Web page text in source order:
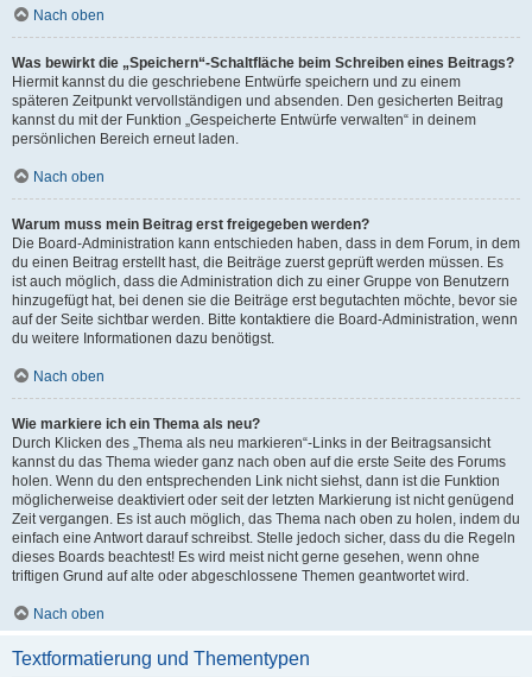
Nach oben
Was bewirkt die „Speichern“-Schaltfläche beim Schreiben eines Beitrags?
Hiermit kannst du die geschriebene Entwürfe speichern und zu einem
späteren Zeitpunkt vervollständigen und absenden. Den gesicherten Beitrag
kannst du mit der Funktion „Gespeicherte Entwürfe verwalten“ in deinem
persönlichen Bereich erneut laden.
Nach oben
Warum muss mein Beitrag erst freigegeben werden?
Die Board-Administration kann entschieden haben, dass in dem Forum, in dem
du einen Beitrag erstellt hast, die Beiträge zuerst geprüft werden müssen. Es
ist auch möglich, dass die Administration dich zu einer Gruppe von Benutzern
hinzugefügt hat, bei denen sie die Beiträge erst begutachten möchte, bevor sie
auf der Seite sichtbar werden. Bitte kontaktiere die Board-Administration, wenn
du weitere Informationen dazu benötigst.
Nach oben
Wie markiere ich ein Thema als neu?
Durch Klicken des „Thema als neu markieren“-Links in der Beitragsansicht
kannst du das Thema wieder ganz nach oben auf die erste Seite des Forums
holen. Wenn du den entsprechenden Link nicht siehst, dann ist die Funktion
möglicherweise deaktiviert oder seit der letzten Markierung ist nicht genügend
Zeit vergangen. Es ist auch möglich, das Thema nach oben zu holen, indem du
einfach eine Antwort darauf schreibst. Stelle jedoch sicher, dass du die Regeln
dieses Boards beachtest! Es wird meist nicht gerne gesehen, wenn ohne
triftigen Grund auf alte oder abgeschlossene Themen geantwortet wird.
Nach oben
Textformatierung und Thementypen